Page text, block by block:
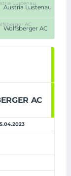
Austria Lustenau
Wolfsberger AC
AC